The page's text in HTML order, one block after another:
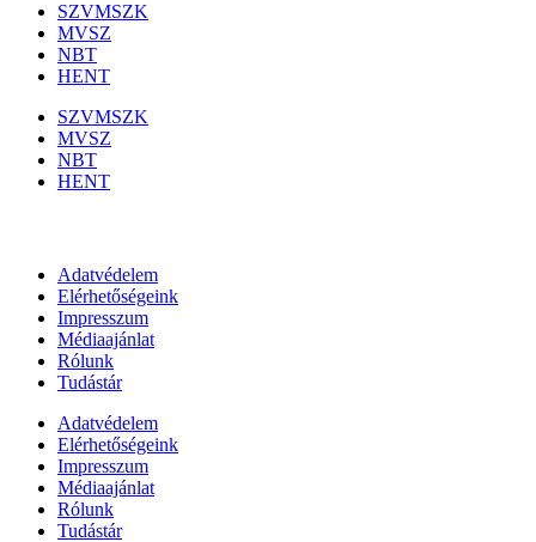
SZVMSZK
MVSZ
NBT
HENT
SZVMSZK
MVSZ
NBT
HENT
Adatvédelem
Elérhetőségeink
Impresszum
Médiaajánlat
Rólunk
Tudástár
Adatvédelem
Elérhetőségeink
Impresszum
Médiaajánlat
Rólunk
Tudástár